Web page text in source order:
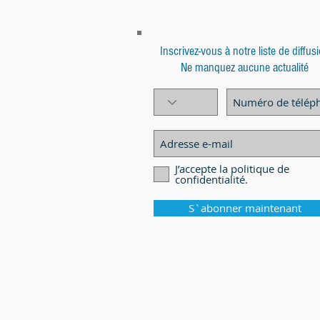
Inscrivez-vous à notre liste de
Ne manquez aucune actualité
J’accepte la politique de
confidentialité.
S`abonner maintenant